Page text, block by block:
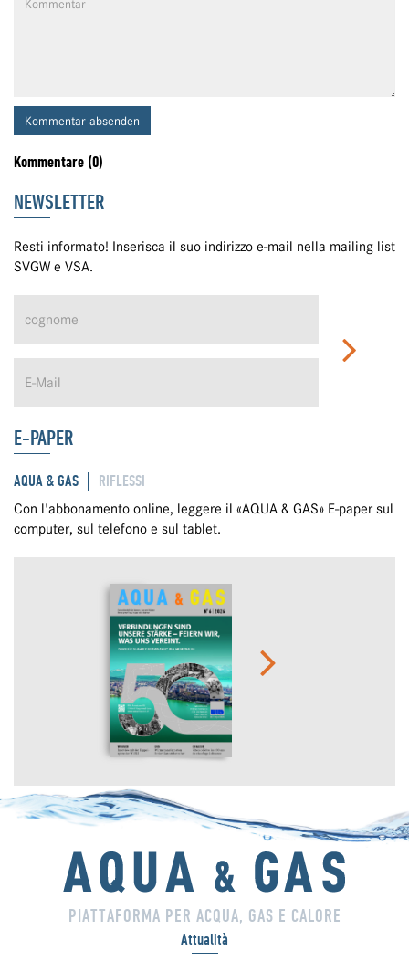
Kommentar absenden
Kommentare (0)
NEWSLETTER
Resti informato! Inserisca il suo indirizzo e-mail nella mailing list
SVGW e VSA.
E-PAPER
AQUA & GAS RIFLESSI
Con l'abbonamento online, leggere il «AQUA & GAS» E-paper sul
computer, sul telefono e sul tablet.
PIATTAFORMA PER ACQUA, GAS E CALORE
Attualità